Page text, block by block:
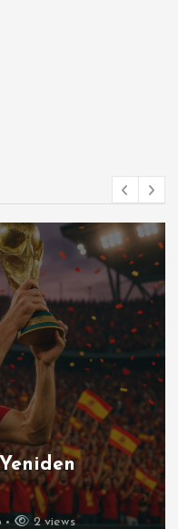
4 views